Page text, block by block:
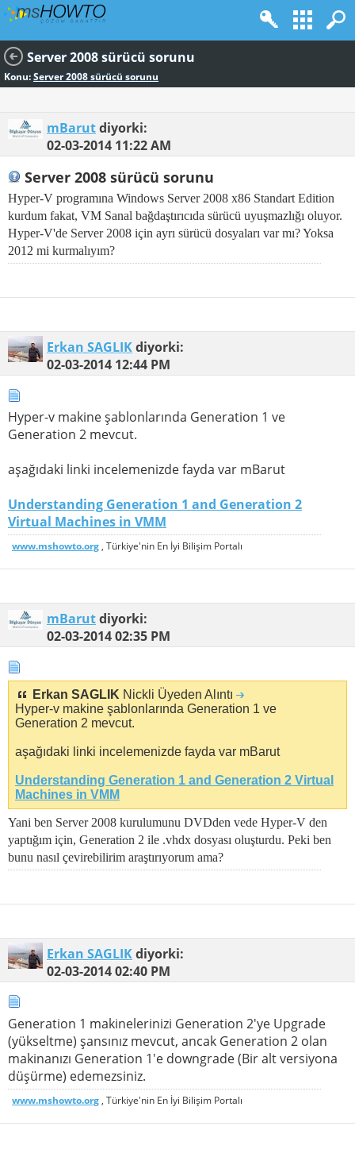
Server 2008 sürücü sorunu
Konu:Server 2008 sürücü sorunu
mBarutdiyorki:
02-03-2014 11:22 AM
Server 2008 sürücü sorunu
Hyper-V programına Windows Server 2008 x86 Standart Edition
kurdum fakat, VM Sanal bağdaştırıcıda sürücü uyuşmazlığı oluyor.
Hyper-V'de Server 2008 için ayrı sürücü dosyaları var mı? Yoksa
2012 mi kurmalıyım?
Erkan SAGLIKdiyorki:
02-03-2014 12:44 PM
Hyper-v makine şablonlarında Generation 1 ve
Generation 2 mevcut.
aşağıdaki linki incelemenizde fayda var mBarut
Understanding Generation 1 and Generation 2
Virtual Machines in VMM
www.mshowto.org , Türkiye'nin En İyi Bilişim Portalı
mBarutdiyorki:
02-03-201402:35 PM
Erkan SAGLIK Nickli Üyeden Alıntı
Hyper-v makine şablonlarında Generation 1 ve
Generation 2 mevcut.
aşağıdaki linki incelemenizde fayda var mBarut
Understanding Generation 1 and Generation 2 Virtual
Machines in VMM
Yani ben Server 2008 kurulumunu DVDden vede Hyper-V den
yaptığım için, Generation 2 ile .vhdx dosyası oluşturdu. Peki ben
bunu nasıl çevirebilirim araştırıyorum ama?
Erkan SAGLIKdiyorki:
02-03-201402:40 PM
Generation 1 makinelerinizi Generation 2'ye Upgrade
(yükseltme) şansınız mevcut, ancak Generation 2 olan
makinanızı Generation 1'e downgrade (Bir alt versiyona
düşürme) edemezsiniz.
www.mshowto.org , Türkiye'nin En İyi Bilişim Portalı